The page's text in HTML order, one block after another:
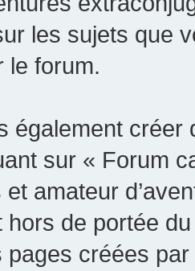
les sujets que
le forum.
également
sur « Forum
amateur
hors de portée
pages créées